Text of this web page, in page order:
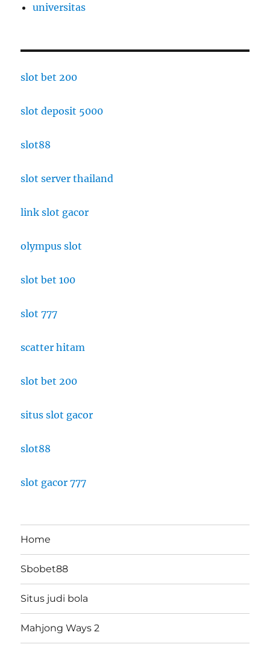
universitas
slot bet 200
slot deposit 5000
slot88
slot server thailand
link slot gacor
olympus slot
slot bet 100
slot 777
scatter hitam
slot bet 200
situs slot gacor
slot88
slot gacor 777
Home
Sbobet88
Situs judi bola
Mahjong Ways 2